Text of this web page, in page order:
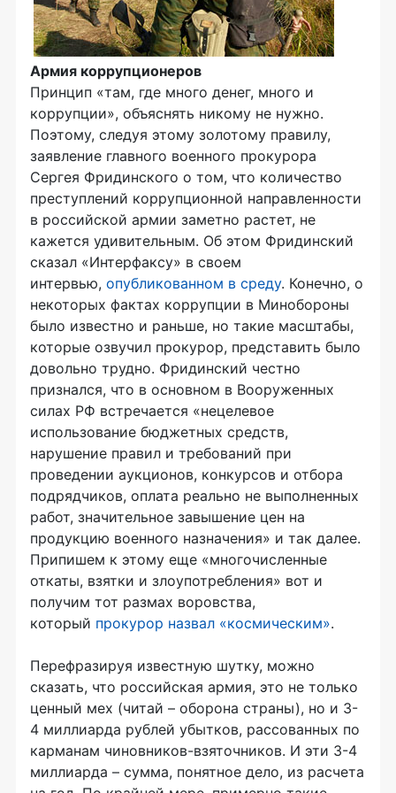
Армия коррупционеров
Принцип «там, где много денег, много и
коррупции», объяснять никому не нужно.
Поэтому, следуя этому золотому правилу,
заявление главного военного прокурора
Сергея Фридинского о том, что количество
преступлений коррупционной направленности
в российской армии заметно растет, не
кажется удивительным. Об этом Фридинский
сказал «Интерфаксу» в своем
интервью, опубликованном в среду. Конечно, о
некоторых фактах коррупции в Минобороны
было известно и раньше, но такие масштабы,
которые озвучил прокурор, представить было
довольно трудно. Фридинский честно
признался, что в основном в Вооруженных
силах РФ встречается «нецелевое
использование бюджетных средств,
нарушение правил и требований при
проведении аукционов, конкурсов и отбора
подрядчиков, оплата реально не выполненных
работ, значительное завышение цен на
продукцию военного назначения» и так далее.
Припишем к этому еще «многочисленные
откаты, взятки и злоупотребления» вот и
получим тот размах воровства,
который прокурор назвал «космическим».
Перефразируя известную шутку, можно
сказать, что российская армия, это не только
ценный мех (читай – оборона страны), но и 3-
4 миллиарда рублей убытков, рассованных по
карманам чиновников-взяточников. И эти 3-4
миллиарда – сумма, понятное дело, из расчета